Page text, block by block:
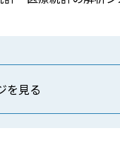
を見る